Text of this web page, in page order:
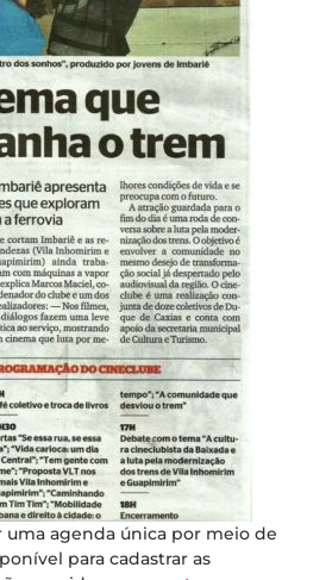
uma agenda única por meio de
para cadastrar as